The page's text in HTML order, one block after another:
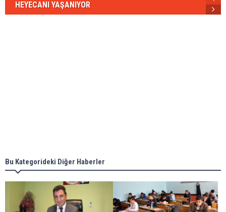
HEYECANI YAŞANIYOR
Bu Kategorideki Diğer Haberler